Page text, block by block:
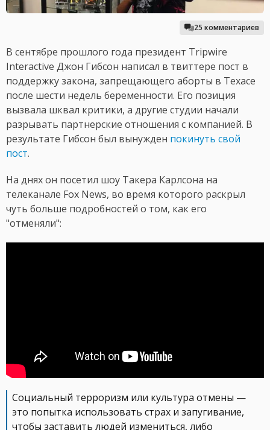
25 комментариев
В сентябре прошлого года президент Tripwire
Interactive Джон Гибсон написал в твиттере пост в
поддержку закона, запрещающего аборты в Техасе
после шести недель беременности. Его позиция
вызвала шквал критики, а другие студии начали
разрывать партнерские отношения с компанией. В
результате Гибсон был вынужден покинуть свой
пост.
На днях он посетил шоу Такера Карлсона на
телеканале Fox News, во время которого раскрыл
чуть больше подробностей о том, как его
"отменяли":
Социальный терроризм или культура отмены —
это попытка использовать страх и запугивание,
чтобы заставить людей измениться, либо